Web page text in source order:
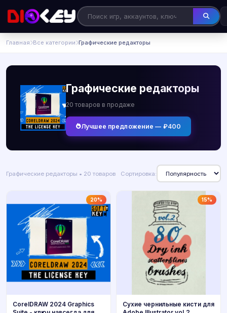
Главная Все категории Графические редакторы
Графические редакторы
20 товаров в продаже
Лучшее предложение — ₽400
Графические редакторы • 20 товаров Сортировка:
20%
CorelDRAW 2024 Graphics
15%
Сухие чернильные кисти для